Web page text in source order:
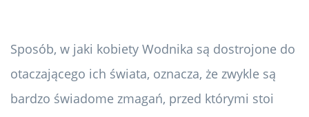
Sposób, w jaki kobiety Wodnika są dostrojone do
otaczającego ich świata, oznacza, że ​​zwykle są
bardzo świadome zmagań, przed którymi stoi